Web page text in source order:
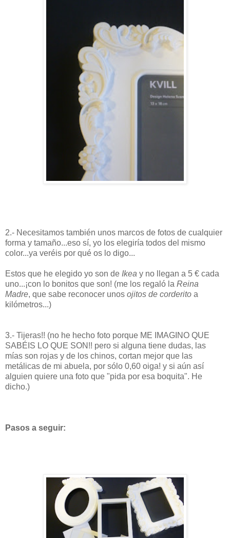
2.- Necesitamos también unos marcos de fotos de cualquier
forma y tamaño...eso sí, yo los elegiría todos del mismo
color...ya veréis por qué os lo digo...
Estos que he elegido yo son de Ikea y no llegan a 5 € cada
uno...¡con lo bonitos que son! (me los regaló la Reina
Madre, que sabe reconocer unos ojitos de corderito a
kilómetros...)
3.- Tijeras!! (no he hecho foto porque ME IMAGINO QUE
SABÉIS LO QUE SON!! pero si alguna tiene dudas, las
mías son rojas y de los chinos, cortan mejor que las
metálicas de mi abuela, por sólo 0,60 oiga! y si aún así
alguien quiere una foto que "pida por esa boquita". He
dicho.)
Pasos a seguir: